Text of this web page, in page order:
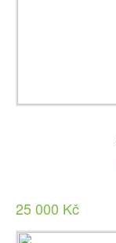
25 000 Kč